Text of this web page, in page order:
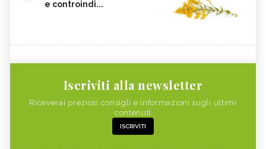
e controindi...
Iscriviti alla newsletter
Riceverai preziosi consigli e informazioni sugli ultimi
contenuti
ISCRIVITI